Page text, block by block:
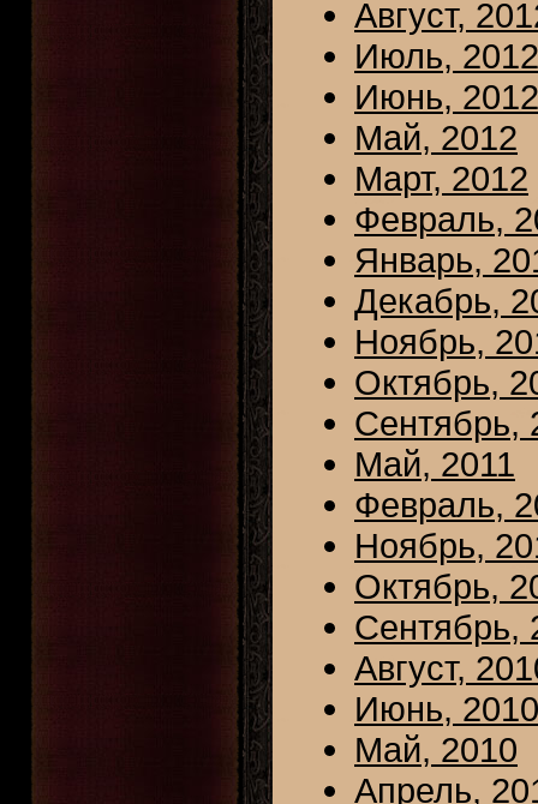
Август,
Июль, 2012
Июнь, 2012
Май, 2012
Март, 2012
Февраль,
Январь,
Декабрь,
Ноябрь,
Октябрь,
Сентябрь,
Май, 2011
Февраль,
Ноябрь,
Октябрь,
Сентябрь,
Август,
Июнь, 2010
Май, 2010
Апрель,